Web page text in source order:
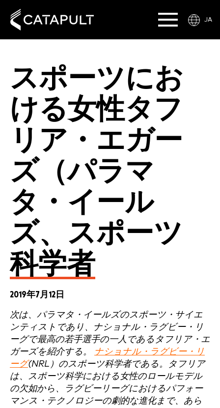
JA
スポーツにお
ける女性タフ
リア・エガー
ズ（パラマ
タ・イール
ズ、スポーツ
科学者
2019年7月12日
次は、パラマタ・イールズのスポーツ・サイエ
ンティストであり、ナショナル・ラグビー・リ
ーグで最高の若手選手の一人であるタフリア・エ
ガーズを紹介する。
ナショナル・ラグビー・リ
ーグ(NRL）のスポーツ科学者である。タフリア
は、スポーツ科学における女性のロールモデル
の欠如から、ラグビーリーグにおけるパフォー
マンス・テクノロジーの劇的な進化まで、あら